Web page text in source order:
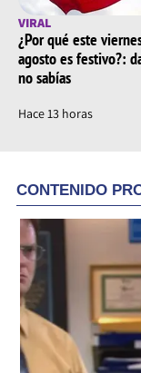
VIRAL
¿Por qué este
agosto es festivo?:
no sabías
Hace 13 horas